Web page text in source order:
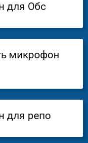
для Обс
микрофон
для репо